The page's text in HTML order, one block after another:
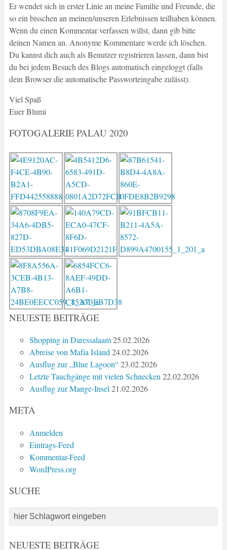
Er wendet sich in erster Linie an meine Familie und Freunde, die
so ein bisschen an meinen/unseren Erlebnissen teilhaben können.
Wenn du einen Kommentar verfassen willst, dann gib bitte
deinen Namen an. Anonyme Kommentare werde ich löschen.
Du kannst dich auch als Benutzer registrieren lassen, dann bist
du bei jedem Besuch des Blogs automatisch eingeloggt (falls
dein Browser die automatische Passworteingabe zulässt).
Viel Spaß
Euer Blumi
FOTOGALERIE PALAU 2020
NEUESTE BEITRÄGE
Shopping in Daressalaam 25.02.2026
Abreise von Mafía Island 24.02.2026
Ausflug zur „Blue Lagoon“ 23.02.2026
Letzte Tauchgänge mit vielen Schnecken 22.02.2026
Ausflug zur Mange-Insel 21.02.2026
META
Anmelden
Eintrags-Feed
Kommentar-Feed
WordPress.org
SUCHE
NEUESTE BEITRÄGE